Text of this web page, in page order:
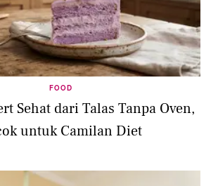
FOOD
Sehat dari Talas Tanpa Oven,
untuk Camilan Diet